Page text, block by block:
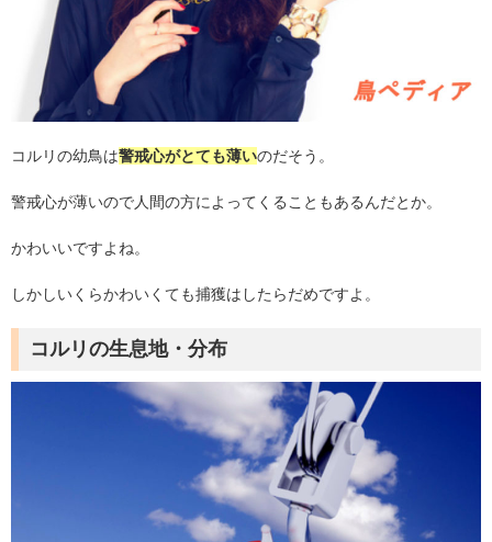
コルリの幼鳥は警戒心がとても薄いのだそう。
警戒心が薄いので人間の方によってくることもあるんだとか。
かわいいですよね。
しかしいくらかわいくても捕獲はしたらだめですよ。
コルリの生息地・分布